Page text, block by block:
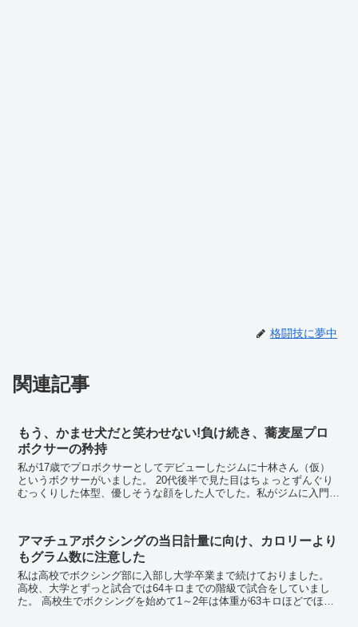
格闘技に夢中
関連記事
もう、かませ犬だと笑わせない!負け続き、蕎麦屋プロ
ボクサーの矜持
私が17歳でプロボクサーとしてデビューしたジムに十林さん（仮）
というボクサーがいました。 20代後半で見た目はちょっとずんぐり
むっくりした体型、優しそうな顔をした人でした。私がジムに入門し
アマチュアボクシングの当日計量に向け、カロリーより
もグラム数に注意した
私は高校でボクシング部に入部し大学卒業まで続けておりました。
高校、大学とずっと試合では64キロまでの階級で試合をしていまし
た。 高校生でボクシングを始めて1～2年は体重が63キロほどでほと